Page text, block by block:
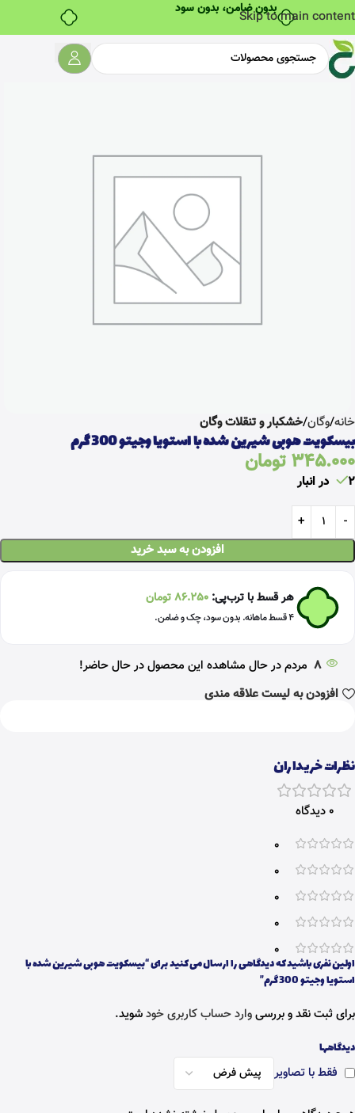
Skip to main content
خانه وگان خشکبار و تنقلات وگان
بیسکویت هوبی شیرین شده با استویا وجیتو 300 گرم
345.000تومان
2 در انبار
افزودن به سبد خرید
هر قسط با ترب‌پی: 86.250تومان
۴ قسط ماهانه. بدون سود، چک و ضامن.
8 مردم در حال مشاهده این محصول در حال حاضر!
افزودن به لیست علاقه مندی
نظرات خریداران
0 دیدگاه
0
0
0
0
0
دیدگاهها
فقط با تصاویر
اولین نفری باشید که دیدگاهی را ارسال می کنید برای “بیسکویت هوبی شیرین شده با
استویا وجیتو 300 گرم”
برای ثبت نقد و بررسیوارد حساب کاربری خودشوید.